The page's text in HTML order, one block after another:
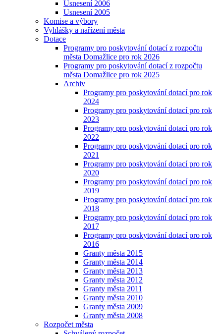
Usnesení 2006
Usnesení 2005
Komise a výbory
Vyhlášky a nařízení města
Dotace
Programy pro poskytování dotací z rozpočtu
města Domažlice pro rok 2026
Programy pro poskytování dotací z rozpočtu
města Domažlice pro rok 2025
Archiv
Programy pro poskytování dotací pro rok
2024
Programy pro poskytování dotací pro rok
2023
Programy pro poskytování dotací pro rok
2022
Programy pro poskytování dotací pro rok
2021
Programy pro poskytování dotací pro rok
2020
Programy pro poskytování dotací pro rok
2019
Programy pro poskytování dotací pro rok
2018
Programy pro poskytování dotací pro rok
2017
Programy pro poskytování dotací pro rok
2016
Granty města 2015
Granty města 2014
Granty města 2013
Granty města 2012
Granty města 2011
Granty města 2010
Granty města 2009
Granty města 2008
Rozpočet města